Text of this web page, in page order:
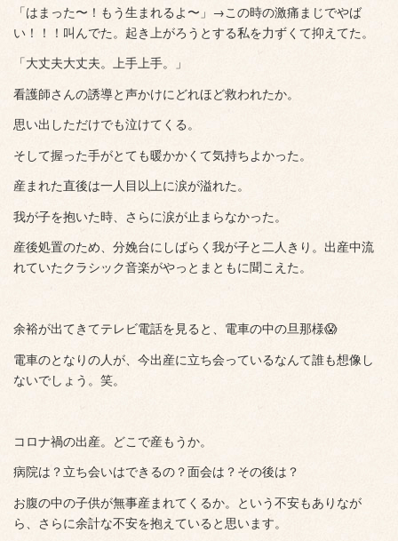
「はまった〜！もう生まれるよ〜」→この時の激痛まじでやば
い！！！叫んでた。起き上がろうとする私を力ずくて抑えてた。
「大丈夫大丈夫。上手上手。」
看護師さんの誘導と声かけにどれほど救われたか。
思い出しただけでも泣けてくる。
そして握った手がとても暖かかくて気持ちよかった。
産まれた直後は一人目以上に涙が溢れた。
我が子を抱いた時、さらに涙が止まらなかった。
産後処置のため、分娩台にしばらく我が子と二人きり。出産中流
れていたクラシック音楽がやっとまともに聞こえた。
余裕が出てきてテレビ電話を見ると、電車の中の旦那様😱
電車のとなりの人が、今出産に立ち会っているなんて誰も想像し
ないでしょう。笑。
コロナ禍の出産。どこで産もうか。
病院は？立ち会いはできるの？面会は？その後は？
お腹の中の子供が無事産まれてくるか。という不安もありなが
ら、さらに余計な不安を抱えていると思います。